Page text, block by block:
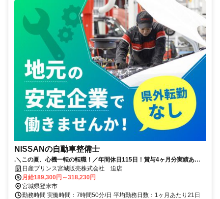
NISSANの自動車整備士
.＼この夏、心機一転の転職！／年間休日115日！賞与4ヶ月分実績あ
り！県外への転勤無し！誰もが知る安心な会社！
日産プリンス宮城販売株式会社 迫店
月給189,300円～318,230円
宮城県登米市
勤務時間 実働時間：7時間50分/日 平均勤務日数：1ヶ月あたり21日